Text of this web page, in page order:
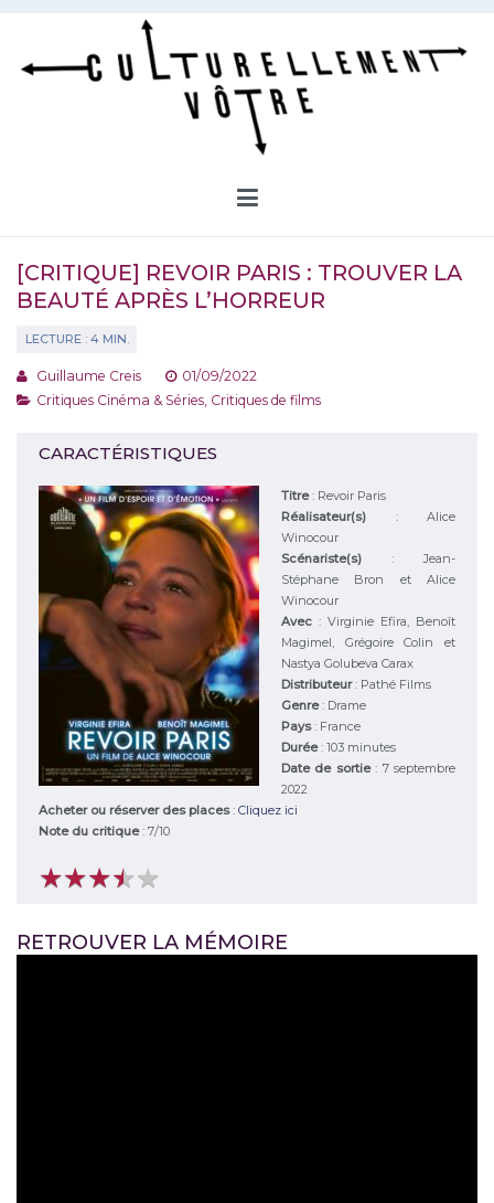
Aller
contenu
[CRITIQUE] REVOIR PARIS : TROUVER LA
BEAUTÉ APRÈS L’HORREUR
Guillaume Creis
01/09/2022
Critiques Cinéma & Séries Critiques de films
CARACTÉRISTIQUES
Titre: Revoir Paris
Réalisateur(s) : Alice
Winocour
Scénariste(s) :Jean-
Stéphane Bron et Alice
Winocour
Avec : Virginie Efira, Benoît
Magimel, Grégoire Colin et
Nastya Golubeva Carax
Distributeur: Pathé Films
Genre: Drame
Pays: France
Durée: 103 minutes
Date de sortie: 7 septembre
2022
Acheter ou réserver des places: Cliquez ici
Note du critique: 7/10
★★★★★
★★★★★
RETROUVER LA MÉMOIRE